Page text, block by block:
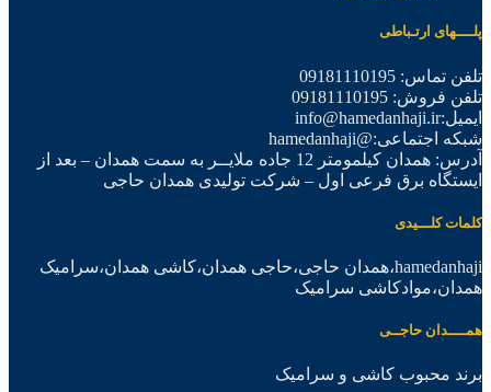
پلــــهای ارتـباطی
تلفن تماس: 09181110195
تلفن فروش: 09181110195
ایمیل:info@hamedanhaji.ir
شبکه اجتماعی:@hamedanhaji
آدرس: همدان کیلمومتر 12 جاده ملایــر به سمت همدان – بعد از
ایستگاه برق فرعی اول – شرکت تولیدی همدان حاجی
کلمات کلـــیدی
hamedanhaji،همدان حاجی،حاجی همدان،کاشی همدان،سرامیک
همدان،موادکاشی سرامیک
همــــدان حاجــی
برند محبوب کاشی و سرامیک